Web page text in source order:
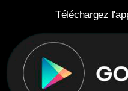
Téléchargez